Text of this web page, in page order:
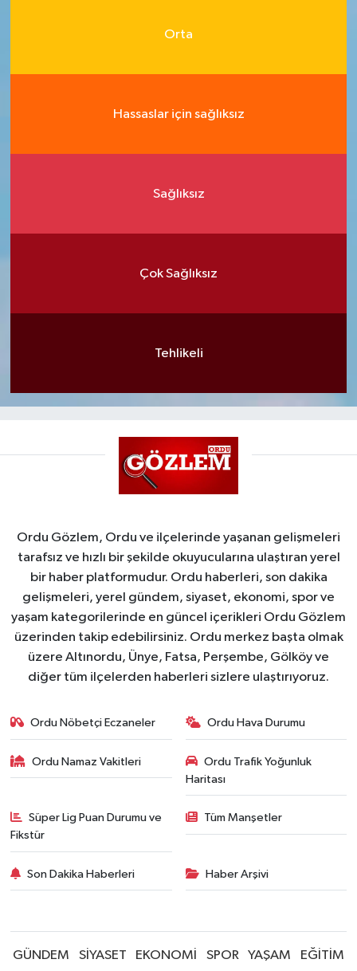
Orta
Hassaslar için sağlıksız
Sağlıksız
Çok Sağlıksız
Tehlikeli
Ordu Gözlem, Ordu ve ilçelerinde yaşanan gelişmeleri
tarafsız ve hızlı bir şekilde okuyucularına ulaştıran yerel
bir haber platformudur. Ordu haberleri, son dakika
gelişmeleri, yerel gündem, siyaset, ekonomi, spor ve
yaşam kategorilerinde en güncel içerikleri Ordu Gözlem
üzerinden takip edebilirsiniz. Ordu merkez başta olmak
üzere Altınordu, Ünye, Fatsa, Perşembe, Gölköy ve
diğer tüm ilçelerden haberleri sizlere ulaştırıyoruz.
Ordu Nöbetçi Eczaneler Ordu Hava Durumu
Ordu Namaz Vakitleri
Ordu Trafik Yoğunluk
Haritası
Süper Lig Puan Durumu ve
Fikstür
Tüm Manşetler
Son Dakika Haberleri Haber Arşivi
GÜNDEM SİYASET EKONOMİ SPOR YAŞAM EĞİTİM